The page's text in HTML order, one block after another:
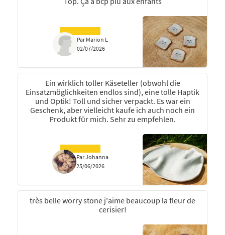
Par Marion L
02/07/2026
Ein wirklich toller Käseteller (obwohl die
Einsatzmöglichkeiten endlos sind), eine tolle Haptik
und Optik! Toll und sicher verpackt. Es war ein
Geschenk, aber vielleicht kaufe ich auch noch ein
Produkt für mich. Sehr zu empfehlen.
Par Johanna
25/06/2026
très belle worry stone j'aime beaucoup la fleur de
cerisier!